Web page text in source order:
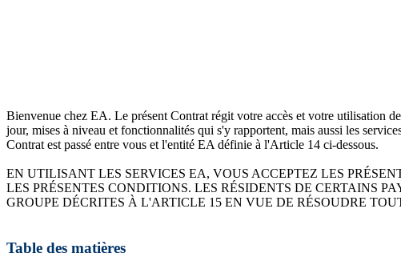
Bienvenue chez EA. Le présent Contrat régit votre accès et votre utilisation
jour, mises à niveau et fonctionnalités qui s'y rapportent, mais aussi les
Contrat est passé entre vous et l'entité EA définie à l'Article 14 ci-dessous.
EN UTILISANT LES SERVICES EA, VOUS ACCEPTEZ LES
LES PRÉSENTES CONDITIONS. LES RÉSIDENTS DE CERTAINS
GROUPE DÉCRITES À L'ARTICLE 15 EN VUE DE RÉSOUDRE
Table des matières